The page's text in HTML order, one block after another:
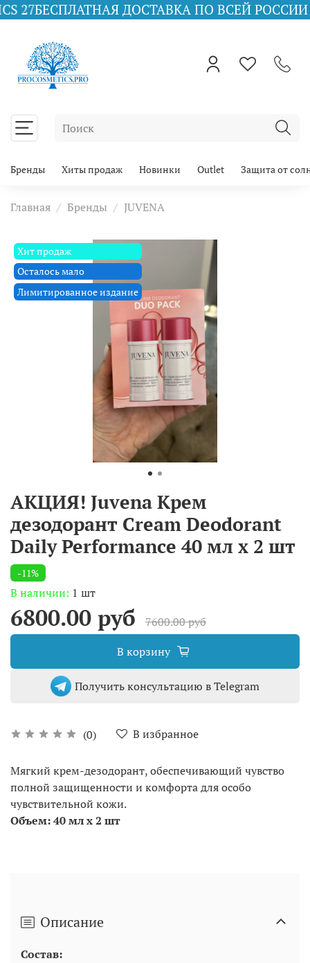
ДОСТАВКА ПО ВСЕЙ РОССИИ ПРИ
Бренды Хиты продаж Новинки Outlet Защита от
Главная Бренды JUVENA
Хит продаж
Осталось мало
Лимитированное издание
АКЦИЯ! Juvena Крем
дезодорант Cream Deodorant
Daily Performance 40 мл х 2 шт
(0) В избранное
-11%
В наличии: 1 шт
6800.00 руб
7600.00 руб
В корзину
Получить консультацию в Telegram
Мягкий крем-дезодорант, обеспечивающий чувство
полной защищенности и комфорта для особо
чувствительной кожи.
Объем: 40 мл х 2 шт
Описание
Состав: